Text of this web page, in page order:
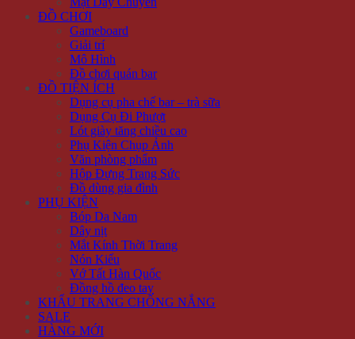
ĐỒ CHƠI
Gameboard
Giải trí
Mô Hình
Đồ chơi quán bar
ĐỒ TIỆN ÍCH
Dụng cụ pha chế bar – trà sữa
Dụng Cụ Đi Phượt
Lót giày tăng chiều cao
Phụ Kiện Chụp Ảnh
Văn phòng phẩm
Hộp Đựng Trang Sức
Đồ dùng gia đình
PHỤ KIỆN
Bóp Da Nam
Dây nịt
Mắt Kính Thời Trang
Nón Kiểu
Vớ Tất Hàn Quốc
Đồng hồ đeo tay
KHẨU TRANG CHỐNG NẮNG
SALE
HÀNG MỚI